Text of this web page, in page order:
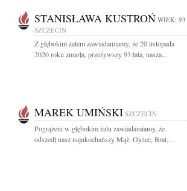
STANISŁAWA KUSTROŃ WIEK: 93
SZCZECIN
Z głębokim żalem zawiadamiamy, że 20 listopada
2020 roku zmarła, przeżywszy 93 lata, nasza...
MAREK UMIŃSKI SZCZECIN
Pogrążeni w głębokim żalu zawiadamiamy, że
odszedł nasz najukochańszy Mąż, Ojciec, Brat,...